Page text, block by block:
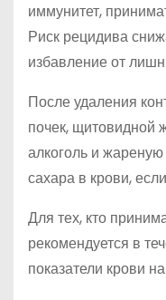
иммунитет,
Риск рецидива
избавление от
После удаления
почек, щитовидной
алкоголь и
сахара в крови,
Для тех, кто
рекомендуется в
показатели крови